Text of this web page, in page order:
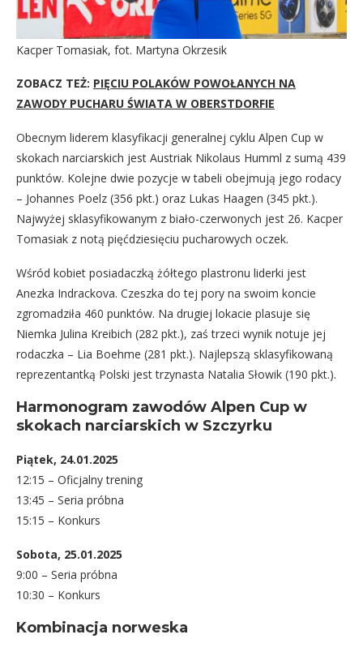
Kacper Tomasiak, fot. Martyna Okrzesik
ZOBACZ TEŻ: PIĘCIU POLAKÓW POWOŁANYCH NA
ZAWODY PUCHARU ŚWIATA W OBERSTDORFIE
Obecnym liderem klasyfikacji generalnej cyklu Alpen Cup w
skokach narciarskich jest Austriak Nikolaus Humml z sumą 439
punktów. Kolejne dwie pozycje w tabeli obejmują jego rodacy
– Johannes Poelz (356 pkt.) oraz Lukas Haagen (345 pkt.).
Najwyżej sklasyfikowanym z biało-czerwonych jest 26. Kacper
Tomasiak z notą pięćdziesięciu pucharowych oczek.
Wśród kobiet posiadaczką żółtego plastronu liderki jest
Anezka Indrackova. Czeszka do tej pory na swoim koncie
zgromadziła 460 punktów. Na drugiej lokacie plasuje się
Niemka Julina Kreibich (282 pkt.), zaś trzeci wynik notuje jej
rodaczka – Lia Boehme (281 pkt.). Najlepszą sklasyfikowaną
reprezentantką Polski jest trzynasta Natalia Słowik (190 pkt.).
Harmonogram zawodów Alpen Cup w
skokach narciarskich w Szczyrku
Piątek, 24.01.2025
12:15 – Oficjalny trening
13:45 – Seria próbna
15:15 – Konkurs
Sobota, 25.01.2025
9:00 – Seria próbna
10:30 – Konkurs
Kombinacja norweska